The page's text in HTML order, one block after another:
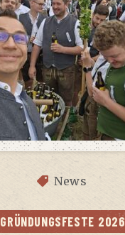
News
GRÜN­DUNGS­FES­TE 2026